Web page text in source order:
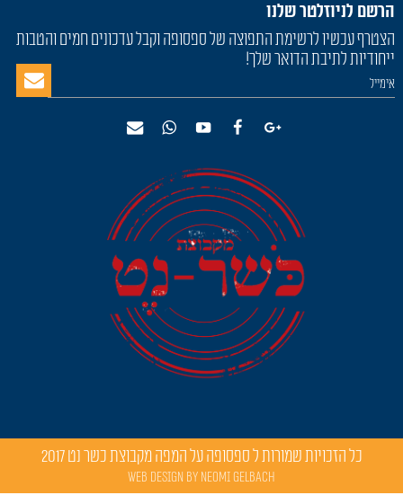
הרשם לניוזלטר שלנו
הצטרף עכשיו לרשימת התפוצה של ספסופה וקבל עדכונים חמים והטבות
ייחודיות לתיבת הדואר שלך!
כל הזכויות שמורות לספסופה על המפה מקבוצת כשר נט2017
Web Design by Neomi Gelbach